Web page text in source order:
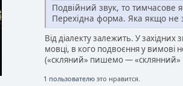
Подвійний звук, то тимчасове
Перехідна форма. Яка якщо не
Від діалекту залежить. У західних
мовці, в кого подвоєння у
(«скляний» пишемо — «склянний»
1 пользователю это нравится.